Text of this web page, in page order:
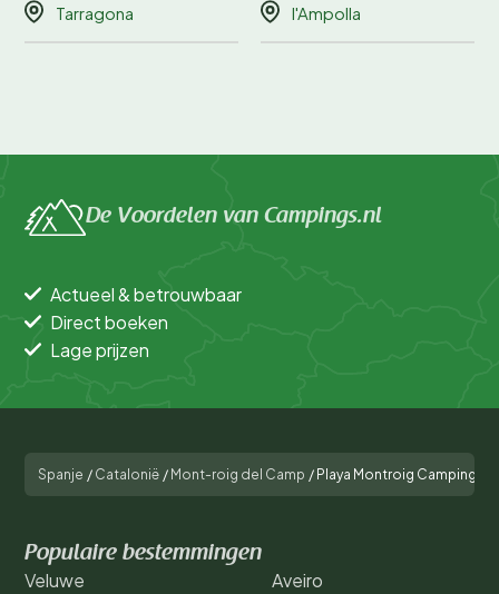
Tarragona l'Ampolla
De Voordelen van Campings.nl
Actueel & betrouwbaar
Direct boeken
Lage prijzen
Spanje / Catalonië / Mont-roig del Camp / Playa Montroig Camping
Populaire bestemmingen
Veluwe
Aveiro